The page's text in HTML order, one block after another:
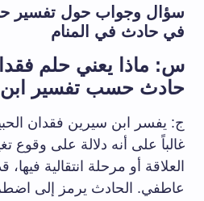
سؤال وجواب حول تفسير
في حادث في المنام
س: ماذا يعني حلم⁣
حادث حسب تفسير
ج: يفسر ​ابن‌ سيرين فقدان
غالباً على ⁢أنه دلالة ⁢على وقوع
العلاقة أو مرحلة انتقالية
عاطفي. الحادث يرمز إلى